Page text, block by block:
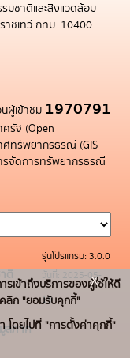
มชาติและสิ่งแวดล้อม
าชเทวี กทม. 10400
ผู้เข้าชม 1970791
รัฐ (Open
ศทรัพยากรธรณี (GIS
รจัดการทรัพยากรธรณี
ติ
ลภาค
รุ่นโปรแกรม: 3.0.0
วันที่: 2025-05-
19
เข้าถึงบริการของผู้ใช้ให้ดี
ลิก "ยอมรับคุกกี้"
โดยไปที่ "การตั้งค่าคุกกี้"
x